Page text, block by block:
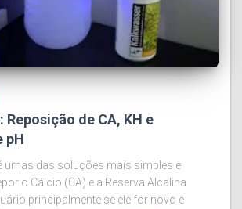
Reposição de CA, KH e
pH
umas das soluções mais simples e
o Cálcio (CA) e a Reserva Alcalina
principalmente se ele for novo e